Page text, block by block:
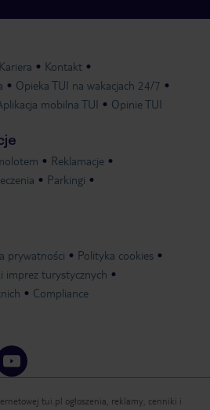
Kariera
Kontakt
Opieka TUI na wakacjach 24/7
mobilna TUI Opinie TUI
Reklamacje
Parkingi
prywatności
Polityka cookies
imprez turystycznych
Compliance
tui.pl ogłoszenia, reklamy, cenniki i